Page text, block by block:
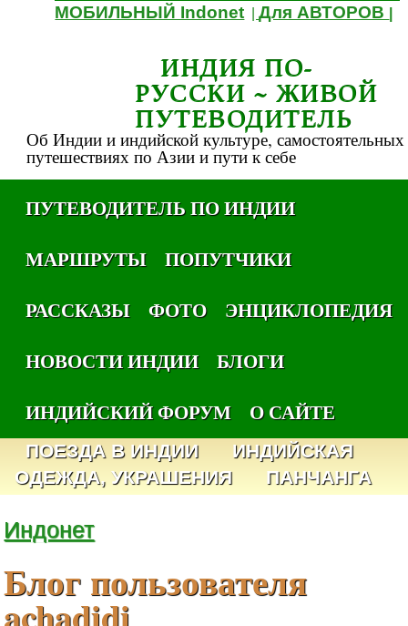
МОБИЛЬНЫЙ Indonet |Для АВТОРОВ
ИНДИЯ ПО-
РУССКИ ~ ЖИВОЙ
ПУТЕВОДИТЕЛЬ
Об Индии и индийской культуре, самостоятельных
путешествиях по Азии и пути к себе
ПУТЕВОДИТЕЛЬ ПО ИНДИИ
МАРШРУТЫ
ПОПУТЧИКИ
РАССКАЗЫ
ФОТО
ЭНЦИКЛОПЕДИЯ
НОВОСТИ ИНДИИ
БЛОГИ
ИНДИЙСКИЙ ФОРУМ
О САЙТЕ
ПОЕЗДА В ИНДИИ
ИНДИЙСКАЯ
ОДЕЖДА, УКРАШЕНИЯ
ПАНЧАНГА
Индонет
Блог пользователя